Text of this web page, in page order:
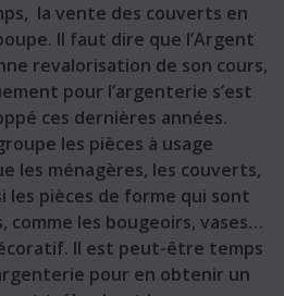
la vente des couverts en
Il faut dire que l’Argent
revalorisation de son cours,
pour l’argenterie s’est
ces dernières années.
les pièces à usage
les ménagères, les couverts,
les pièces de forme qui sont
comme les bougeoirs, vases…
Il est peut-être temps
pour en obtenir un